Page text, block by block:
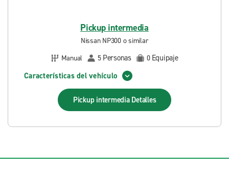
Pickup intermedia
Nissan NP300 o similar
Manual
5 Personas 0 Equipaje
Características del vehículo
Pickup intermedia Detalles